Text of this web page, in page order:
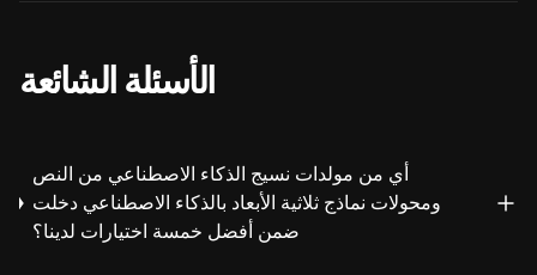
الأسئلة الشائعة
أي من مولدات نسيج الذكاء الاصطناعي من النص
ومحولات نماذج ثلاثية الأبعاد بالذكاء الاصطناعي دخلت
ضمن أفضل خمسة اختيارات لدينا؟